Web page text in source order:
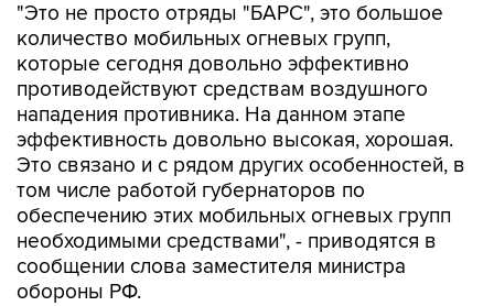
"Это не просто отряды "БАРС", это большое
количество мобильных огневых групп,
которые сегодня довольно эффективно
противодействуют средствам воздушного
нападения противника. На данном этапе
эффективность довольно высокая, хорошая.
Это связано и с рядом других особенностей, в
том числе работой губернаторов по
обеспечению этих мобильных огневых групп
необходимыми средствами", - приводятся в
сообщении слова заместителя министра
обороны РФ.